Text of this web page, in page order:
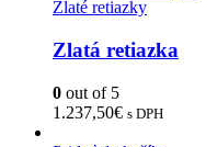
Zlaté retiazky
Zlatá retiazka
0 out of 5
1.237,50€ s DPH